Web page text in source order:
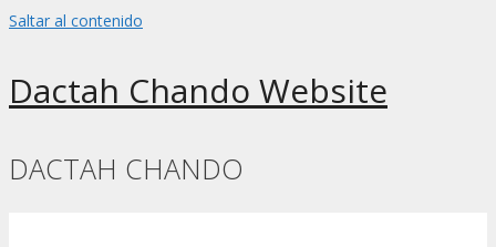
Saltar al contenido
Dactah Chando Website
DACTAH CHANDO